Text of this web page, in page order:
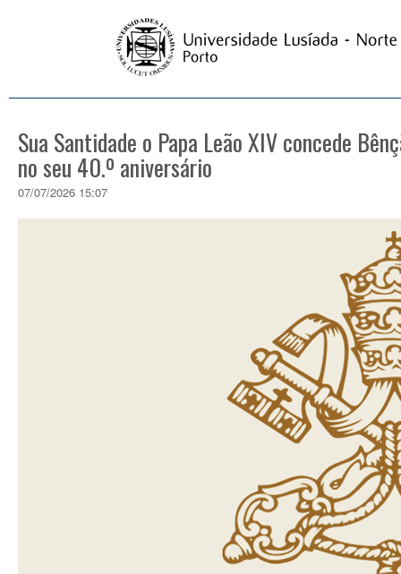
Sua Santidade o Papa Leão XIV concede
no seu 40.º aniversário
07/07/2026 15:07